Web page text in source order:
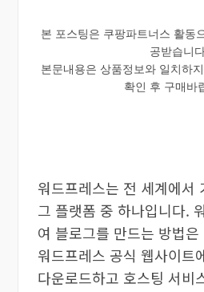
본 포스팅은 쿠팡파트너스 활동
공받습니
본문내용은 상품정보와 일치하
확인 후 구매바
워드프레스는 전 세계에서
그 플랫폼 중 하나입니다.
여 블로그를 만드는 방법
워드프레스 공식 웹사이트
다운로드하고 호스팅 서비